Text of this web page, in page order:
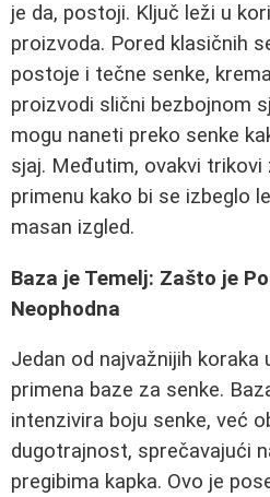
je da, postoji. Ključ leži u
proizvoda. Pored klasičnih
postoje i tečne senke,
proizvodi slični bezbojnom
mogu naneti preko senke
sjaj. Međutim, ovakvi trikovi
primenu kako bi se izbeglo
masan izgled.
Baza je Temelj: Zašto je
Neophodna
Jedan od najvažnijih koraka
primena baze za senke.
intenzivira boju senke, već
dugotrajnost, sprečavajući
pregibima kapka. Ovo je